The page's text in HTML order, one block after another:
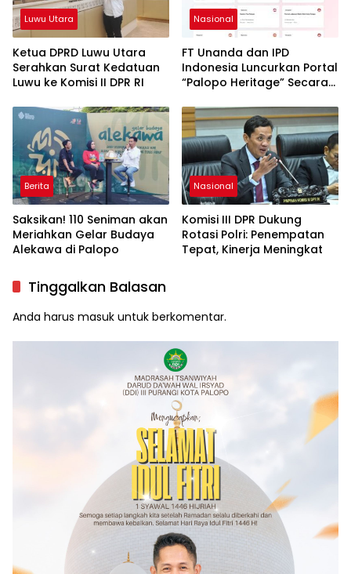
Luwu Utara
Ketua DPRD Luwu Utara
Serahkan Surat Kedatuan
Luwu ke Komisi II DPR RI
Nasional
FT Unanda dan IPD
Indonesia Luncurkan Portal
“Palopo Heritage” Secara
Berita
Saksikan! 110 Seniman akan
Meriahkan Gelar Budaya
Alekawa di Palopo
Nasional
Komisi III DPR Dukung
Rotasi Polri: Penempatan
Tepat, Kinerja Meningkat
Tinggalkan Balasan
Anda harus masuk untuk berkomentar.